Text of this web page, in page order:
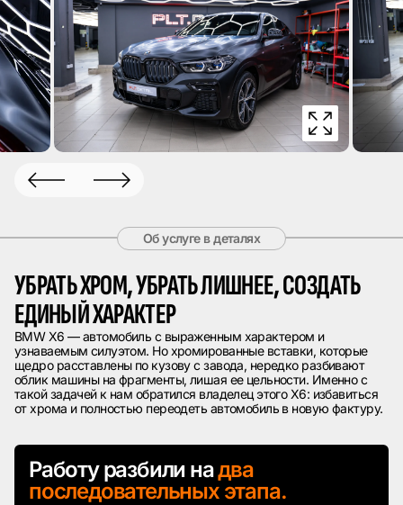
Об услуге в деталях
УБРАТЬ ХРОМ, УБРАТЬ ЛИШНЕЕ, СОЗДАТЬ
ЕДИНЫЙ ХАРАКТЕР
BMW X6 — автомобиль с выраженным характером и
узнаваемым силуэтом. Но хромированные вставки, которые
щедро расставлены по кузову с завода, нередко разбивают
облик машины на фрагменты, лишая ее цельности. Именно с
такой задачей к нам обратился владелец этого X6: избавиться
от хрома и полностью переодеть автомобиль в новую фактуру.
Работу разбили надва
последовательных этапа.